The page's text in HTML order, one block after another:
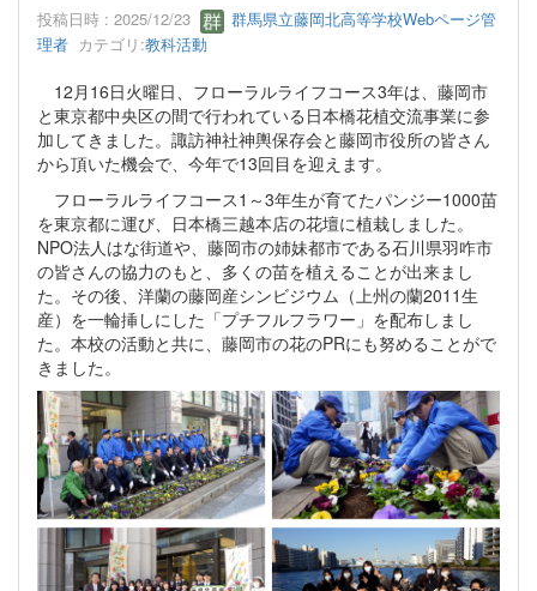
投稿日時 : 2025/12/23
群馬県立藤岡北高等学校Webページ管
理者 カテゴリ:教科活動
12月16日火曜日、フローラルライフコース3年は、藤岡市
と東京都中央区の間で行われている日本橋花植交流事業に参
加してきました。諏訪神社神輿保存会と藤岡市役所の皆さん
から頂いた機会で、今年で13回目を迎えます。
フローラルライフコース1～3年生が育てたパンジー1000苗
を東京都に運び、日本橋三越本店の花壇に植栽しました。
NPO法人はな街道や、藤岡市の姉妹都市である石川県羽咋市
の皆さんの協力のもと、多くの苗を植えることが出来まし
た。その後、洋蘭の藤岡産シンビジウム（上州の蘭2011生
産）を一輪挿しにした「プチフルフラワー」を配布しまし
た。本校の活動と共に、藤岡市の花のPRにも努めることがで
きました。